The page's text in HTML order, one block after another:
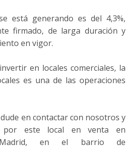
está generando es del 4,3%,
firmado, de larga duración y
en vigor.
en locales comerciales, la
es una de las operaciones
en contactar con nosotros y
por este local en venta en
Madrid, en el barrio de